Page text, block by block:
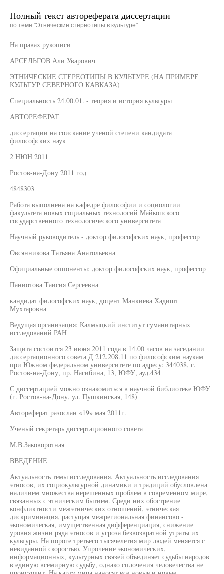
Полный текст автореферата диссертации
по теме "Этнические стереотипы в культуре"
На правах рукописи
АРСЕЛЬГОВ Али Уварович
ЭТНИЧЕСКИЕ СТЕРЕОТИПЫ В КУЛЬТУРЕ (НА ПРИМЕРЕ
КУЛЬТУР СЕВЕРНОГО КАВКАЗА)
Специальность 24.00.01. - теория и история культуры
АВТОРЕФЕРАТ
диссертации на соискание ученой степени кандидата
философских наук
2 НЮН 2011
Ростов-на-Дону 2011 год
4848303
Работа выполнена на кафедре философии и социологии
факультета новых социальных технологий Майкопского
государственного технологического университета
Научный руководитель - доктор философских наук, профессор
Овсянникова Татьяна Анатольевна
Официальные оппоненты: доктор философских наук, профессор
Паниотова Таисия Сергеевна
кандидат философских наук, доцент Манкиева Хадишт
Мухтаровна
Ведущая организация: Калмыцкий институт гуманитарных
исследований РАН
Защита состоится 23 июня 2011 года в 14.00 часов на заседании
диссертационного совета Д 212.208.11 по философским наукам
при Южном федеральном университете по адресу: 344038, г.
Ростов-на-Дону, пр. Нагибина, 13, ЮФУ, ауд.434
С диссертацией можно ознакомиться в научной библиотеке ЮФУ
(г. Ростов-на-Дону, ул. Пушкинская, 148)
Автореферат разослан «19» мая 2011г.
Ученый секретарь диссертационного совета
М.В.Заковоротная
ВВЕДЕНИЕ
Актуальность темы исследования. Актуальность исследования
этносов, их социокультурной динамики и традиций обусловлена
наличием множества нерешенных проблем в современном мире,
связанных с этническим бытием. Среди них обострение
конфликтности межэтнических отношений, этническая
дискриминация, растущая межрегиональная финансово -
экономическая, имущественная дифференциация, снижение
уровня жизни ряда этносов и угроза безвозвратной утраты их
культуры. На пороге третьего тысячелетия мир людей меняется с
невиданной скоростью. Упрочение экономических,
информационных, культурных связей объединяет судьбы народов
в единую всемирную судьбу, однако сплочения человечества не